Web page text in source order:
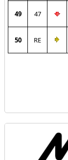
49 47
50 RE